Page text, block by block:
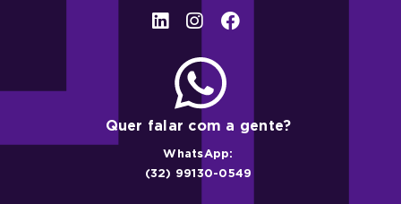
Quer falar com a gente?
WhatsApp:
(32) 99130-0549